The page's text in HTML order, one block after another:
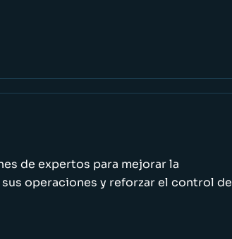
de expertos para mejorar la
operaciones y reforzar el control de